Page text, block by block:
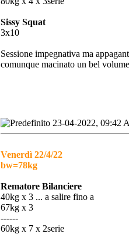
Sissy Squat
3x10
Sessione impegnativa ma
comunque macinato un bel
23-04-2022, 09:42
Venerdì 22/4/22
bw=78kg
Rematore Bilanciere
40kg x 3 ... a salire fino a
67kg x 3
------
60kg x 7 x 2serie